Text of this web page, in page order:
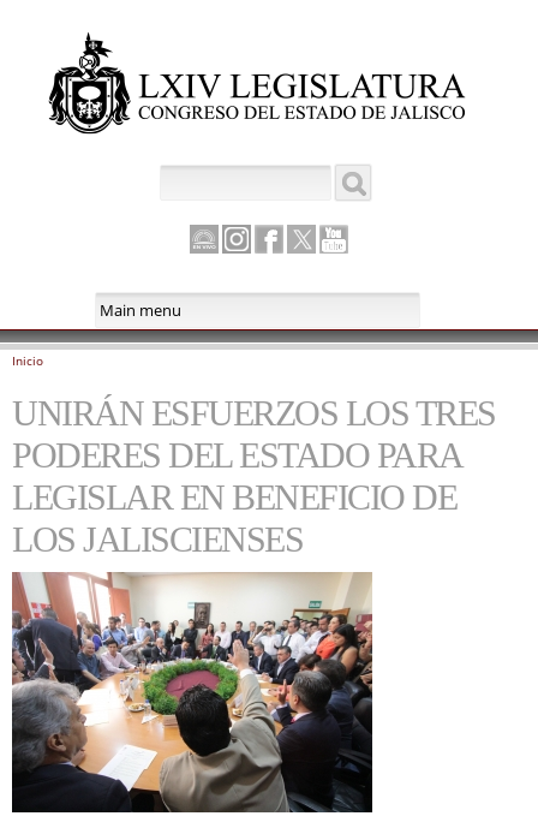
principal
Canal
Instagram
Facebook
Twitter
Inicio
UNIRÁN ESFUERZOS LOS TRES
PODERES DEL ESTADO PARA
LEGISLAR EN BENEFICIO DE
LOS JALISCIENSES